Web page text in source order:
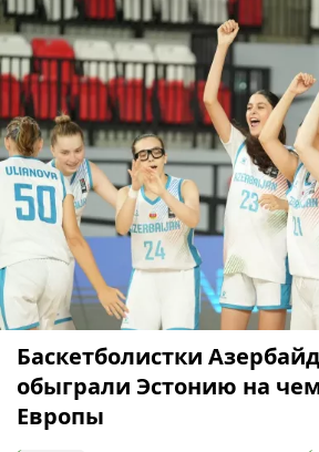
Баскетболистки
обыграли Эстонию на
Европы